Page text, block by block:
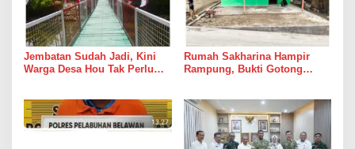
Jembatan Sudah Jadi, Kini
Warga Desa Hou Tak Perlu
Rumah Sakharina Hampir
Rampung, Bukti Gotong